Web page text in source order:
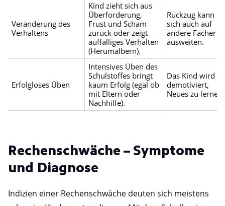
Veränderung des
Verhaltens
Kind zieht sich aus
Überforderung,
Frust und Scham
zurück oder zeigt
auffälliges Verhalten
(Herumalbern).
Rückzug kann
sich auch auf
andere Fächer
ausweiten.
Erfolgloses Üben
Intensives Üben des
Schulstoffes bringt
kaum Erfolg (egal ob
mit Eltern oder
Nachhilfe).
Das Kind wird
demotiviert,
Neues zu lernen.
Rechenschwäche – Symptome
und Diagnose
Indizien einer Rechenschwäche deuten sich meistens